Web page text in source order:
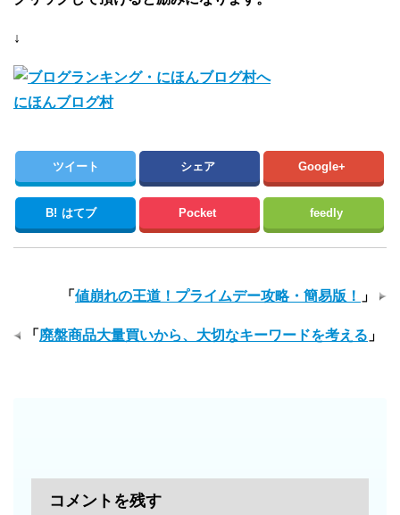
↓
にほんブログ村
ツイート シェア Google+
B! はてブ Pocket feedly
「 値崩れの王道！プライムデー攻略・簡易版！ 」
「 廃盤商品大量買いから、大切なキーワードを考える 」
コメントを残す